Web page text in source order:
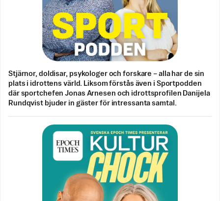
Stjärnor, doldisar, psykologer och forskare – alla har de sin
plats i idrottens värld. Liksom förstås även i Sportpodden
där sportchefen Jonas Arnesen och idrottsprofilen Danijela
Rundqvist bjuder in gäster för intressanta samtal.